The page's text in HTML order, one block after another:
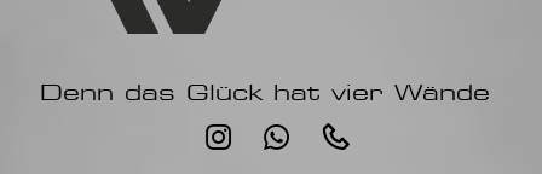
Denn das Glück hat vier Wände